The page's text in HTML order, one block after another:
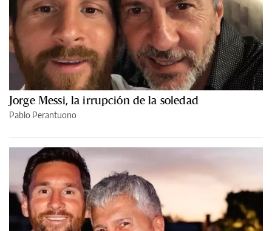
Jorge Messi, la irrupción de la soledad
Pablo Perantuono